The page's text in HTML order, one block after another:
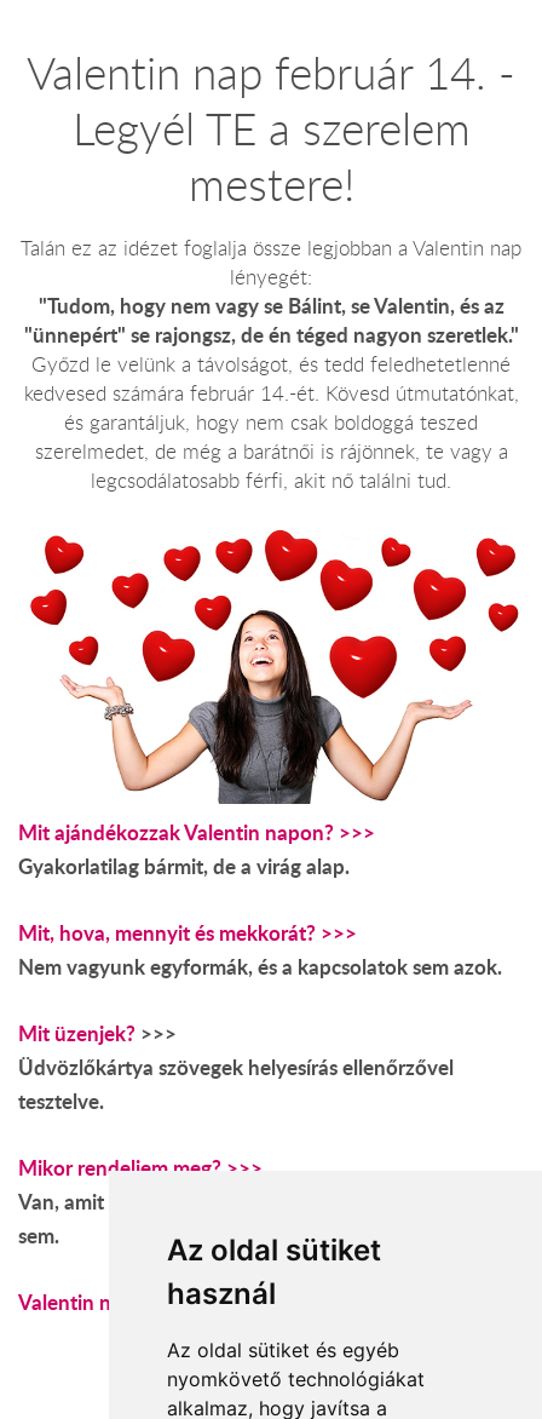
Az oldal sütiket
használ
Az oldal sütiket és egyéb
nyomkövető technológiákat
alkalmaz, hogy javítsa a
Valentin nap február 14. -
Legyél TE a szerelem
mestere!
Talán ez az idézet foglalja össze legjobban a Valentin nap
lényegét:
"Tudom, hogy nem vagy se Bálint, se Valentin, és az
"ünnepért" se rajongsz, de én téged nagyon szeretlek."
Győzd le velünk a távolságot, és tedd feledhetetlenné
kedvesed számára február 14.-ét. Kövesd útmutatónkat,
és garantáljuk, hogy nem csak boldoggá teszed
szerelmedet, de még a barátnői is rájönnek, te vagy a
legcsodálatosabb férfi, akit nő találni tud.
Mit ajándékozzak Valentin napon? >>>
Gyakorlatilag bármit, de a virág alap.
Mit, hova, mennyit és mekkorát? >>>
Nem vagyunk egyformák, és a kapcsolatok sem azok.
Mit üzenjek? >>>
Üdvözlőkártya szövegek helyesírás ellenőrzővel
tesztelve.
Mikor rendeljem meg? >>>
Van, amit érdemes a végtelenségig kitartani. Ezt közel
sem.
Valentin napi virágcsokrok itt >>>